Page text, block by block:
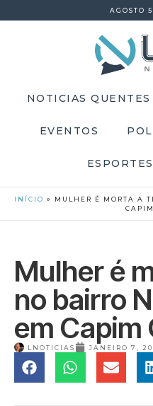
AGOSTO
NOTICIAS QUENTES
EVENTOS
ESPORTES
INÍCIO » MULHER É MORTA A
Mulher é
no bairro
em Capim
LNOTICIAS JANEIRO 7,